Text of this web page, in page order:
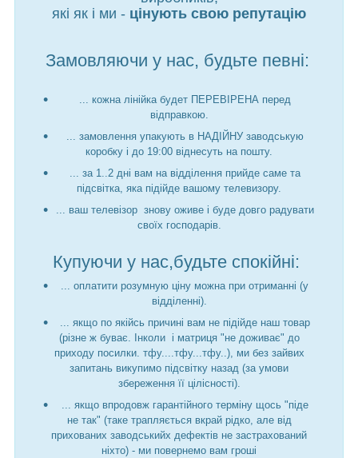
які як і ми - цінують свою репутацію
Замовляючи у нас, будьте певні:
... кожна лінійка будет ПЕРЕВІРЕНА перед
відправкою.
... замовлення упакують в НАДІЙНУ заводськую
коробку і до 19:00 віднесуть на пошту.
... за 1..2 дні вам на відділення прийде саме та
підсвітка, яка підійде вашому телевизору.
... ваш телевізор знову оживе і буде довго радувати
своїх господарів.
Купуючи у нас,будьте спокійні:
... оплатити розумную ціну можна при отриманні (у
відділенні).
... якщо по якійсь причині вам не підійде наш товар
(різне ж буває. Інколи і матриця "не доживає" до
приходу посилки. тфу....тфу...тфу..), ми без зайвих
запитань викупимо підсвітку назад (за умови
збереження її цілісності).
... якщо впродовж гарантійного терміну щось "піде
не так" (таке трапляється вкрай рідко, але від
прихованих заводськийх дефектів не застрахований
ніхто) - ми повернемо вам гроші